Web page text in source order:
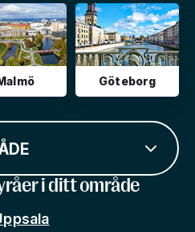
Göteborg
i ditt område